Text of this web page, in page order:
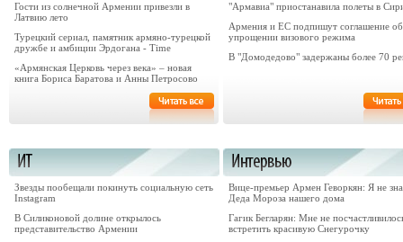
Гости из солнечной Армении привезли в
Латвию лето
Турецкий сериал, памятник армяно-турецкой
дружбе и амбиции Эрдогана - Time
«Армянская Церковь через века» – новая
книга Бориса Баратова и Анны Петросово
"Армавиа" приостанавила полеты в
Армения и ЕС подпишут соглашение об
упрощении визового режима
В "Домодедово" задержаны более 70
Звезды пообещали покинуть социальную сеть
Instagram
В Силиконовой долине открылось
представительство Армении
Вице-премьер Армен Геворкян: Я не
Деда Мороза нашего дома
Гагик Бегларян: Мне не
встретить красивую Снегурочку